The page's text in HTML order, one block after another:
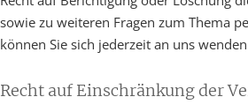
sowie zu weiteren Fragen zum Thema
können Sie sich jederzeit an uns
Recht auf Einschränkung der